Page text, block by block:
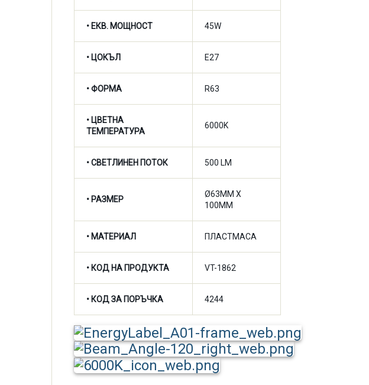
• ЕКВ. МОЩНОСТ 45W
• ЦОКЪЛ E27
• ФОРМА R63
• ЦВЕТНА
ТЕМПЕРАТУРА
6000K
•СВЕТЛИНЕН ПОТОК 500 LM
• РАЗМЕР
Ø63MM X
100MM
• МАТЕРИАЛ ПЛАСТМАСА
• КОД НА ПРОДУКТА VT-1862
• КОД ЗА ПОРЪЧКА 4244